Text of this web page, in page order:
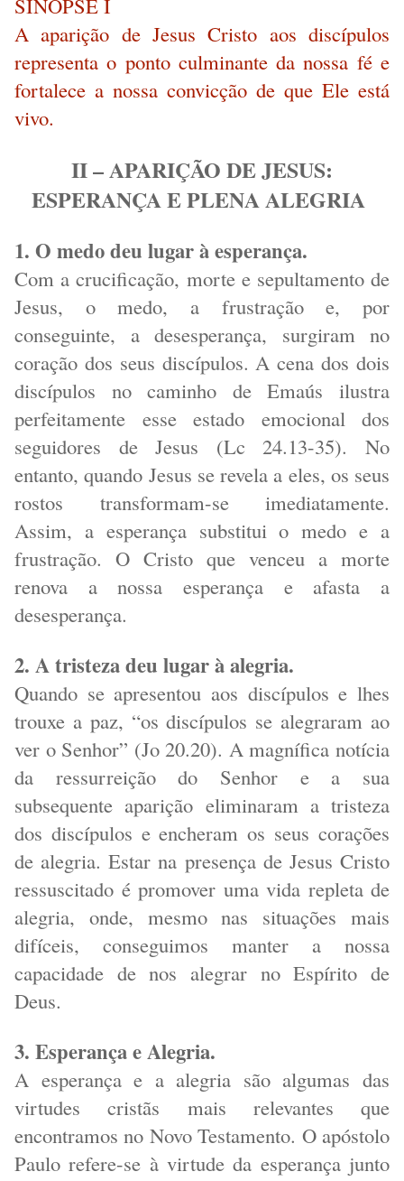
SINÓPSE I
A aparição de Jesus Cristo aos discípulos
representa o ponto culminante da nossa fé e
fortalece a nossa convicção de que Ele está
vivo.
II – APARIÇÃO DE JESUS:
ESPERANÇA E PLENA ALEGRIA
1. O medo deu lugar à esperança.
Com a crucificação, morte e sepultamento de
Jesus, o medo, a frustração e, por
conseguinte, a desesperança, surgiram no
coração dos seus discípulos. A cena dos dois
discípulos no caminho de Emaús ilustra
perfeitamente esse estado emocional dos
seguidores de Jesus (Lc 24.13-35). No
entanto, quando Jesus se revela a eles, os seus
rostos transformam-se imediatamente.
Assim, a esperança substitui o medo e a
frustração. O Cristo que venceu a morte
renova a nossa esperança e afasta a
desesperança.
2. A tristeza deu lugar à alegria.
Quando se apresentou aos discípulos e lhes
trouxe a paz, “os discípulos se alegraram ao
ver o Senhor” (Jo 20.20). A magnífica notícia
da ressurreição do Senhor e a sua
subsequente aparição eliminaram a tristeza
dos discípulos e encheram os seus corações
de alegria. Estar na presença de Jesus Cristo
ressuscitado é promover uma vida repleta de
alegria, onde, mesmo nas situações mais
difíceis, conseguimos manter a nossa
capacidade de nos alegrar no Espírito de
Deus.
3. Esperança e Alegria.
A esperança e a alegria são algumas das
virtudes cristãs mais relevantes que
encontramos no Novo Testamento. O apóstolo
Paulo refere-se à virtude da esperança junto